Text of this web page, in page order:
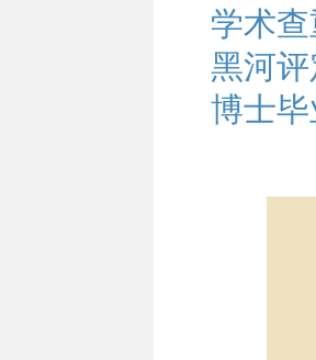
学术
黑河
博士